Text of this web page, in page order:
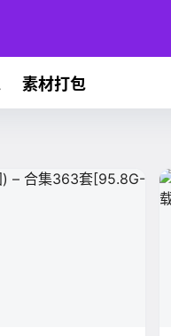
素材打包